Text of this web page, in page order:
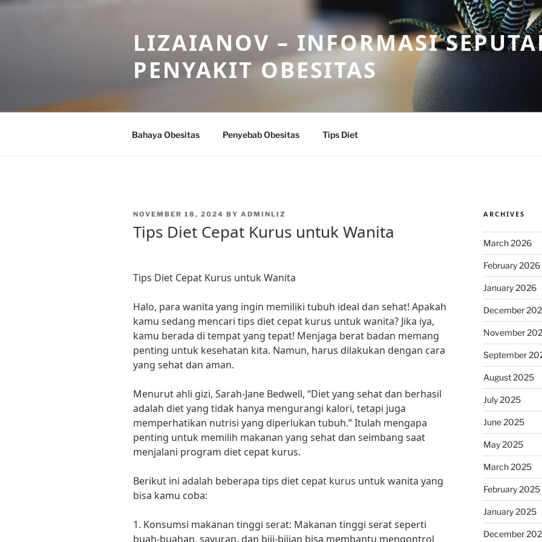
Skip
LIZAIANOV – INFORMASI
PENYAKIT OBESITAS
Bahaya Obesitas Penyebab Obesitas Tips Diet
POSTED
NOVEMBER 18, 2024 BY ADMINLIZ
Tips Diet Cepat Kurus untuk Wanita
Tips Diet Cepat Kurus untuk Wanita
Halo, para wanita yang ingin memiliki tubuh ideal dan sehat! Apakah
kamu sedang mencari tips diet cepat kurus untuk wanita? Jika iya,
kamu berada di tempat yang tepat! Menjaga berat badan memang
penting untuk kesehatan kita. Namun, harus dilakukan dengan cara
yang sehat dan aman.
Menurut ahli gizi, Sarah-Jane Bedwell, “Diet yang sehat dan berhasil
adalah diet yang tidak hanya mengurangi kalori, tetapi juga
memperhatikan nutrisi yang diperlukan tubuh.” Itulah mengapa
penting untuk memilih makanan yang sehat dan seimbang saat
menjalani program diet cepat kurus.
Berikut ini adalah beberapa tips diet cepat kurus untuk wanita yang
bisa kamu coba:
1. Konsumsi makanan tinggi serat: Makanan tinggi serat seperti
buah-buahan, sayuran, dan biji-bijian bisa membantu mengontrol
ARCHIVES
March 2026
February 2026
January 2026
December
November
September
August 2025
July 2025
June 2025
May 2025
March 2025
February 2025
January 2025
December